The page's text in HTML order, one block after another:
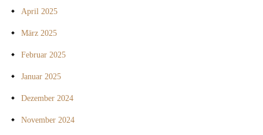
April 2025
März 2025
Februar 2025
Januar 2025
Dezember 2024
November 2024